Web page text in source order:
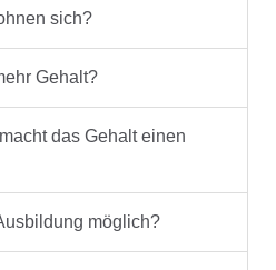
sich?
Gehalt?
das Gehalt einen
möglich?